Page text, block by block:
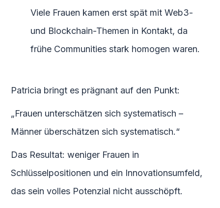
Viele Frauen kamen erst spät mit Web3-
und Blockchain-Themen in Kontakt, da
frühe Communities stark homogen waren.
Patricia bringt es prägnant auf den Punkt:
„Frauen unterschätzen sich systematisch –
Männer überschätzen sich systematisch.“
Das Resultat: weniger Frauen in
Schlüsselpositionen und ein Innovationsumfeld,
das sein volles Potenzial nicht ausschöpft.